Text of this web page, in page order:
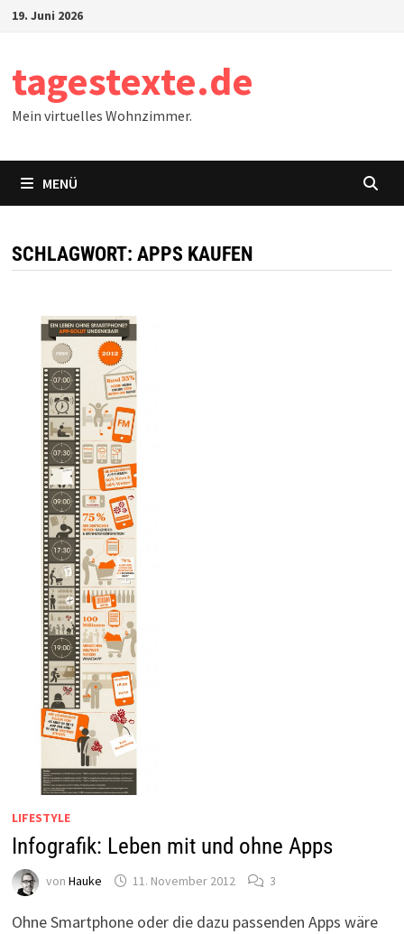
Zum19. Juni 2026
tagestexte.de
Mein virtuelles Wohnzimmer.
MENÜ
SCHLAGWORT: APPS KAUFEN
LIFESTYLE
Infografik: Leben mit und ohne Apps
von Hauke 11. November 2012 3
Ohne Smartphone oder die dazu passenden Apps wäre